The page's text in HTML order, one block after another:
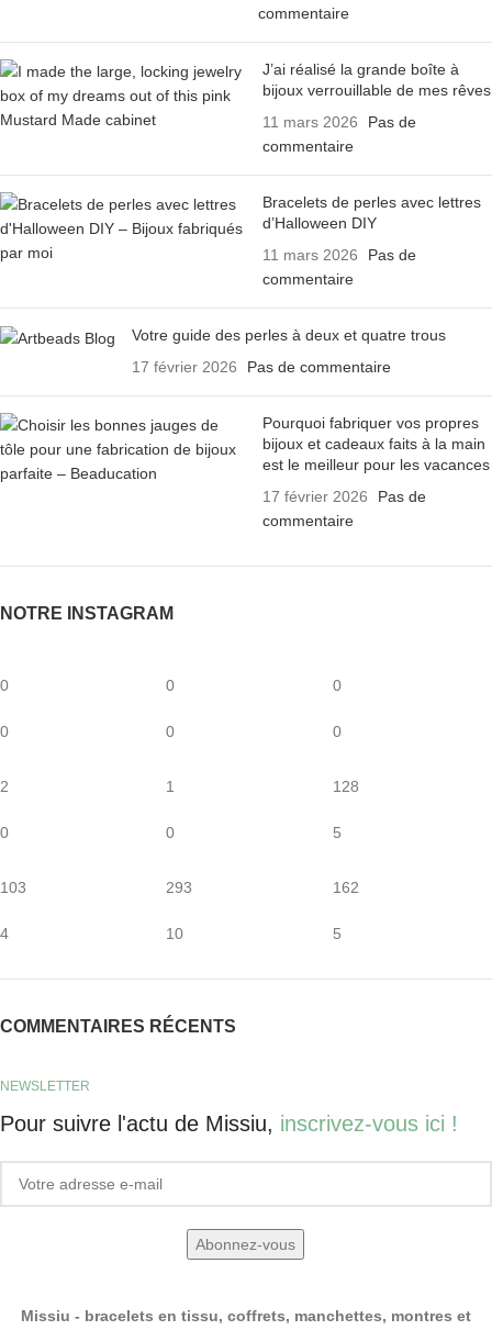
commentaire
J’ai réalisé la grande boîte à
bijoux verrouillable de mes rêves
11 mars 2026
Pas de
commentaire
Bracelets de perles avec lettres
d’Halloween DIY
11 mars 2026
Pas de
commentaire
Votre guide des perles à deux et quatre trous
17 février 2026
Pas de commentaire
Pourquoi fabriquer vos propres
bijoux et cadeaux faits à la main
est le meilleur pour les vacances
17 février 2026
Pas de
commentaire
NOTRE INSTAGRAM
0
0
0
0
0
0
2
0
1
0
128
5
103
4
293
10
162
5
COMMENTAIRES RÉCENTS
NEWSLETTER
Pour suivre l'actu de Missiu, inscrivez-vous ici !
Missiu - bracelets en tissu, coffrets, manchettes, montres et